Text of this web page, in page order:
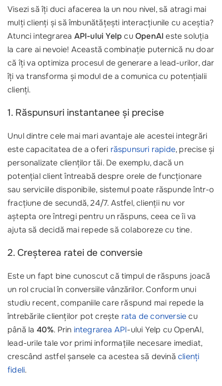
Visezi să îți duci afacerea la un nou nivel, să atragi mai
mulți clienți și să îmbunătățești interacțiunile cu aceștia?
Atunci integrarea API-ului Yelp cuOpenAI este soluția
la care ai nevoie! Această combinație puternică nu doar
că îți va optimiza procesul de generare a lead-urilor, dar
îți va transforma și modul de a comunica cu potențialii
clienți.
1. Răspunsuri instantanee și precise
Unul dintre cele mai mari avantaje ale acestei integrări
este capacitatea de a oferi răspunsuri rapide, precise și
personalizate clienților tăi. De exemplu, dacă un
potențial client întreabă despre orele de funcționare
sau serviciile disponibile, sistemul poate răspunde într-o
fracțiune de secundă, 24/7. Astfel, clienții nu vor
aștepta ore întregi pentru un răspuns, ceea ce îi va
ajuta să decidă mai repede să colaboreze cu tine.
2. Creșterea ratei de conversie
Este un fapt bine cunoscut că timpul de răspuns joacă
un rol crucial în conversiile vânzărilor. Conform unui
studiu recent, companiile care răspund mai repede la
întrebările clienților pot crește rata de conversiecu
până la 40%. Prin integrarea API-ului Yelp cu OpenAI,
lead-urile tale vor primi informațiile necesare imediat,
crescând astfel șansele ca acestea să devină clienți
fideli.